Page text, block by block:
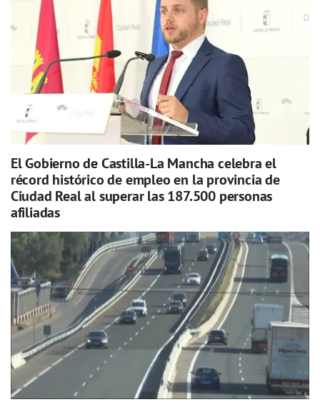
El Gobierno de Castilla-La Mancha celebra el
récord histórico de empleo en la provincia de
Ciudad Real al superar las 187.500 personas
afiliadas